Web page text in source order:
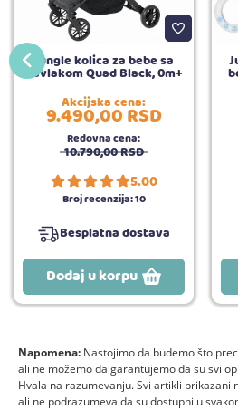
Jungle kolica za bebe sa
navlakom Quad Black, 0m+
Akcijska cena:
9.490,00RSD
Redovna cena:
10.790,00RSD
5.00
Broj recenzija:10
Besplatna dostava
Dodaj u korpu
Napomena: Nastojimo da budemo što
ali ne možemo da garantujemo da su svi
Hvala na razumevanju. Svi artikli prikazani
ali ne podrazumeva da su dostupni u